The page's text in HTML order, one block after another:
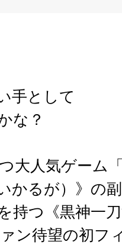
手として
な？
大人気ゲーム
かるが）》の
持つ《黒神一
ン待望の初フ